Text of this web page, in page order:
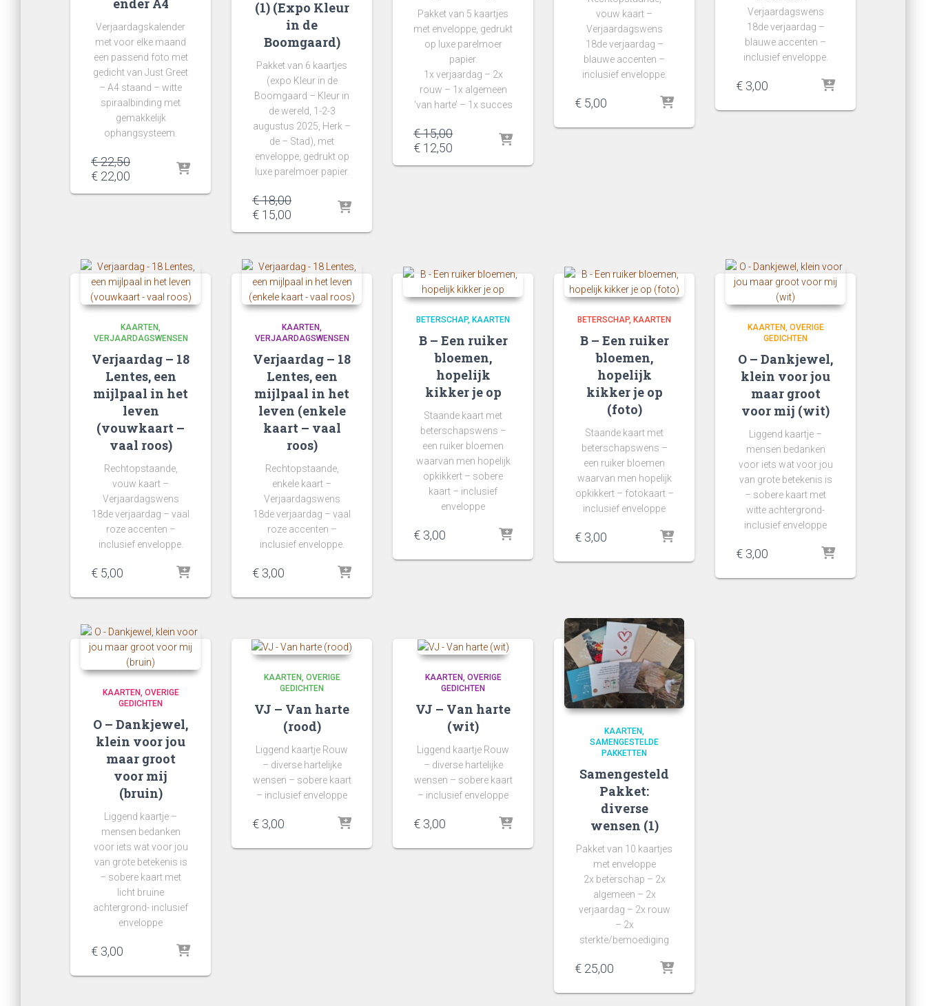
ender A4
Verjaardagskalender
met voor elke maand
een passend foto met
gedicht van Just Greet
– A4 staand – witte
spiraalbinding met
gemakkelijk
ophangsysteem.
€22,50Oorspronkelijke
was:
€ 22,00
prijs
(1) (Expo Kleur
in de
Boomgaard)
Pakket van 6 kaartjes
(expo Kleur in de
Boomgaard – Kleur in
de wereld, 1-2-3
augustus 2025, Herk –
de – Stad), met
enveloppe, gedrukt op
luxe parelmoer papier.
€18,00Oorspronkelijke
€ 15,00
Pakket van 5 kaartjes
met enveloppe, gedrukt
op luxe parelmoer
papier.
1x verjaardag – 2x
rouw – 1x algemeen
‘van harte’ – 1x succes
€15,00Oorspronkelijke
€ 12,50
vouw kaart –
Verjaardagswens
18de verjaardag –
blauwe accenten –
inclusief enveloppe.
€ 5,00
Verjaardagswens
18de verjaardag –
blauwe accenten –
inclusief enveloppe.
€ 3,00
KAARTEN
VERJAARDAGSWENSEN
Verjaardag – 18
Lentes, een
mijlpaal in het
leven
(vouwkaart –
vaal roos)
Rechtopstaande,
vouw kaart –
Verjaardagswens
18de verjaardag – vaal
roze accenten –
inclusief enveloppe.
€ 5,00
KAARTEN
VERJAARDAGSWENSEN
Verjaardag – 18
Lentes, een
mijlpaal in het
leven (enkele
kaart – vaal
roos)
Rechtopstaande,
enkele kaart –
Verjaardagswens
18de verjaardag – vaal
roze accenten –
inclusief enveloppe.
€ 3,00
BETERSCHAP KAARTEN
B – Een ruiker
bloemen,
hopelijk
kikker je op
Staande kaart met
beterschapswens –
een ruiker bloemen
waarvan men hopelijk
opkikkert – sobere
kaart – inclusief
enveloppe
€ 3,00
BETERSCHAP KAARTEN
B – Een ruiker
bloemen,
hopelijk
kikker je op
(foto)
Staande kaart met
beterschapswens –
een ruiker bloemen
waarvan men hopelijk
opkikkert – fotokaart –
inclusief enveloppe
€ 3,00
KAARTEN OVERIGE
GEDICHTEN
O – Dankjewel,
klein voor jou
maar groot
voor mij (wit)
Liggend kaartje –
mensen bedanken
voor iets wat voor jou
van grote betekenis is
– sobere kaart met
witte achtergrond-
inclusief enveloppe
€ 3,00
KAARTEN OVERIGE
GEDICHTEN
O – Dankjewel,
klein voor jou
maar groot
voor mij
(bruin)
Liggend kaartje –
mensen bedanken
voor iets wat voor jou
van grote betekenis is
– sobere kaart met
licht bruine
achtergrond- inclusief
enveloppe
€ 3,00
KAARTEN OVERIGE
GEDICHTEN
VJ – Van harte
(rood)
Liggend kaartje Rouw
– diverse hartelijke
wensen – sobere kaart
– inclusief enveloppe
€ 3,00
KAARTEN OVERIGE
GEDICHTEN
VJ – Van harte
(wit)
Liggend kaartje Rouw
– diverse hartelijke
wensen – sobere kaart
– inclusief enveloppe
€ 3,00
KAARTEN
SAMENGESTELDE
PAKKETTEN
Samengesteld
Pakket:
diverse
wensen (1)
Pakket van 10 kaartjes
met enveloppe
2x beterschap – 2x
algemeen – 2x
verjaardag – 2x rouw
– 2x
sterkte/bemoediging
€ 25,00